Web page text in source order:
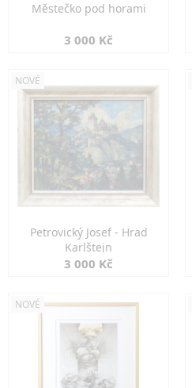
Městečko pod horami
3 000 Kč
NOVÉ
Petrovický Josef - Hrad
Karlštejn
3 000 Kč
NOVÉ